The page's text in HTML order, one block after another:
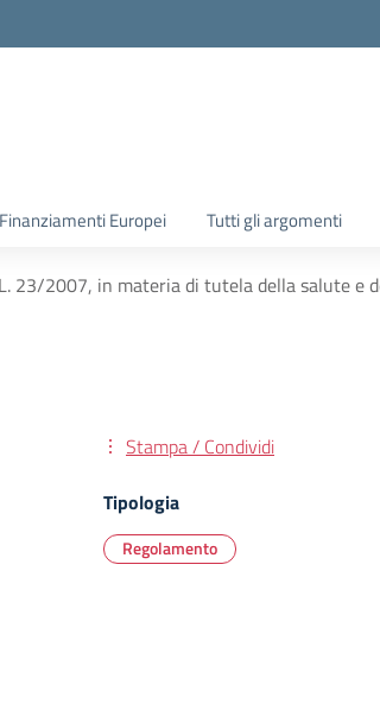
Finanziamenti Europei Tutti gli argomenti
23/2007, in materia di tutela della salute e
Stampa / Condividi
Tipologia
Regolamento